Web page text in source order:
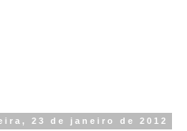
23 de janeiro de 2012